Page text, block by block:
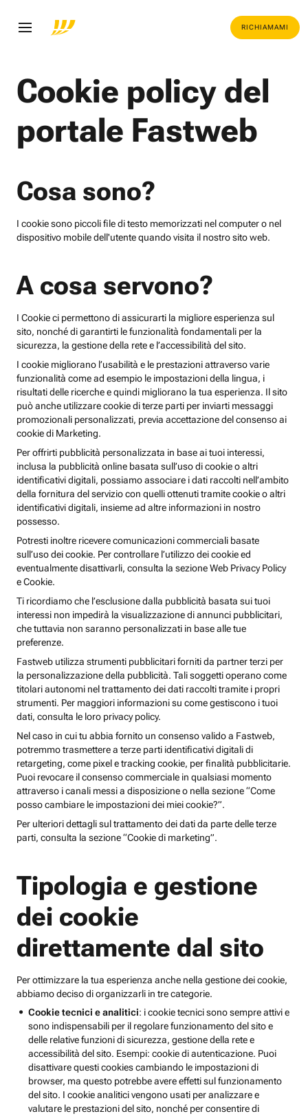
RICHIAMAMI
Cookie policy del
portale Fastweb
Cosa sono?
I cookie sono piccoli file di testo memorizzati nel computer o nel
dispositivo mobile dell'utente quando visita il nostro sito web.
A cosa servono?
I Cookie ci permettono di assicurarti la migliore esperienza sul
sito, nonché di garantirti le funzionalità fondamentali per la
sicurezza, la gestione della rete e l’accessibilità del sito.
I cookie migliorano l’usabilità e le prestazioni attraverso varie
funzionalità come ad esempio le impostazioni della lingua, i
risultati delle ricerche e quindi migliorano la tua esperienza. Il sito
può anche utilizzare cookie di terze parti per inviarti messaggi
promozionali personalizzati, previa accettazione del consenso ai
cookie di Marketing.
Per offrirti pubblicità personalizzata in base ai tuoi interessi,
inclusa la pubblicità online basata sull’uso di cookie o altri
identificativi digitali, possiamo associare i dati raccolti nell’ambito
della fornitura del servizio con quelli ottenuti tramite cookie o altri
identificativi digitali, insieme ad altre informazioni in nostro
possesso.
Potresti inoltre ricevere comunicazioni commerciali basate
sull’uso dei cookie. Per controllare l’utilizzo dei cookie ed
eventualmente disattivarli, consulta la sezione Web Privacy Policy
e Cookie.
Ti ricordiamo che l’esclusione dalla pubblicità basata sui tuoi
interessi non impedirà la visualizzazione di annunci pubblicitari,
che tuttavia non saranno personalizzati in base alle tue
preferenze.
Fastweb utilizza strumenti pubblicitari forniti da partner terzi per
la personalizzazione della pubblicità. Tali soggetti operano come
titolari autonomi nel trattamento dei dati raccolti tramite i propri
strumenti. Per maggiori informazioni su come gestiscono i tuoi
dati, consulta le loro privacy policy.
Nel caso in cui tu abbia fornito un consenso valido a Fastweb,
potremmo trasmettere a terze parti identificativi digitali di
retargeting, come pixel e tracking cookie, per finalità pubblicitarie.
Puoi revocare il consenso commerciale in qualsiasi momento
attraverso i canali messi a disposizione o nella sezione “Come
posso cambiare le impostazioni dei miei cookie?”.
Per ulteriori dettagli sul trattamento dei dati da parte delle terze
parti, consulta la sezione “Cookie di marketing”.
Tipologia e gestione
dei cookie
direttamente dal sito
Per ottimizzare la tua esperienza anche nella gestione dei cookie,
abbiamo deciso di organizzarli in tre categorie.
Cookie tecnici e analitici: i cookie tecnici sono sempre attivi e
sono indispensabili per il regolare funzionamento del sito e
delle relative funzioni di sicurezza, gestione della rete e
accessibilità del sito. Esempi: cookie di autenticazione. Puoi
disattivare questi cookies cambiando le impostazioni di
browser, ma questo potrebbe avere effetti sul funzionamento
del sito. I cookie analitici vengono usati per analizzare e
valutare le prestazioni del sito, nonché per consentire di